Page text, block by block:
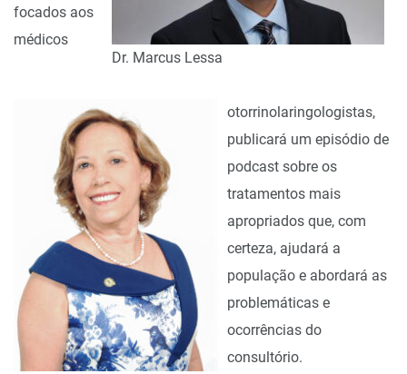
Dr. Marcus Lessa
focados aos
médicos
otorrinolaringologistas,
publicará um episódio de
podcast sobre os
tratamentos mais
apropriados que, com
certeza, ajudará a
população e abordará as
problemáticas e
ocorrências do
consultório.